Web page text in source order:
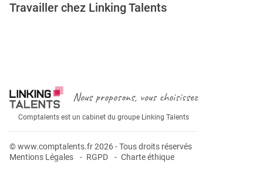
Travailler chez Linking Talents
Nous proposons, vous choisissez
Comptalents est un cabinet du groupe Linking Talents
© www.comptalents.fr 2026 - Tous droits réservés
Mentions Légales
RGPD Charte éthique